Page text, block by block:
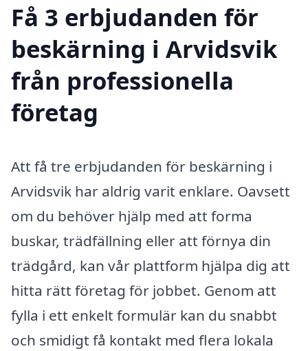
Få 3 erbjudanden för
beskärning i Arvidsvik
från professionella
företag
Att få tre erbjudanden för beskärning i
Arvidsvik har aldrig varit enklare. Oavsett
om du behöver hjälp med att forma
buskar, trädfällning eller att förnya din
trädgård, kan vår plattform hjälpa dig att
hitta rätt företag för jobbet. Genom att
fylla i ett enkelt formulär kan du snabbt
och smidigt få kontakt med flera lokala